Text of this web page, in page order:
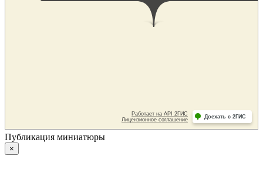
Публикация миниатюры
×